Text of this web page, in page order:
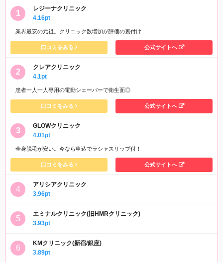
レジーナクリニック
4.16pt
業界最安の元祖。クリニック数増加が評価の裏付け
口コミをみる 公式サイトへ
クレアクリニック
4.1pt
患者一人一人専用の電動シェーバーで衛生面◎
口コミをみる 公式サイトへ
GLOWクリニック
4.01pt
全身脱毛が安い。今なら申込でラシャスリップ付！
口コミをみる 公式サイトへ
アリシアクリニック
3.96pt
エミナルクリニック(旧HMRクリニック)
3.93pt
KMクリニック(新宿/銀座)
3.89pt